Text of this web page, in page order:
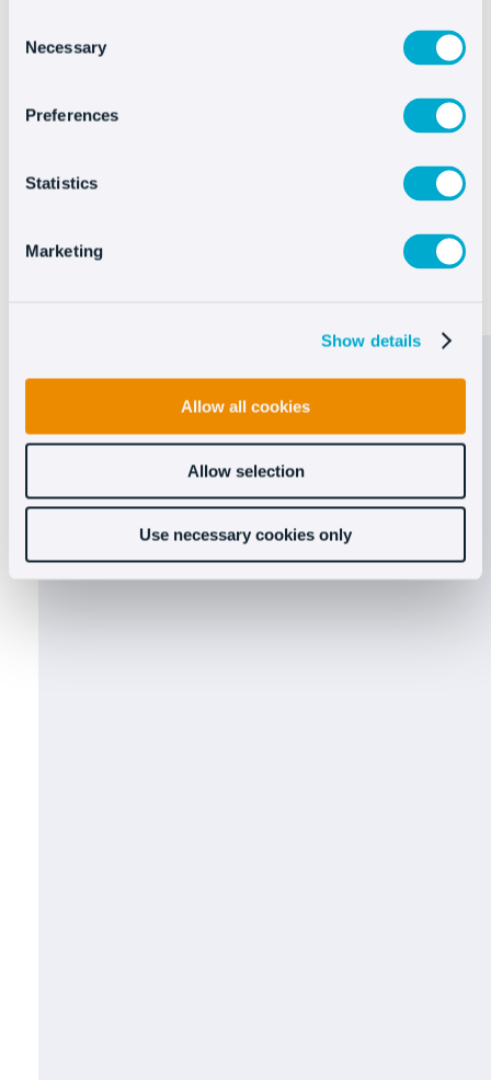
Selection
Necessary
Preferences
Statistics
Marketing
Show details
Allow all cookies
Allow selection
Use necessary cookies only